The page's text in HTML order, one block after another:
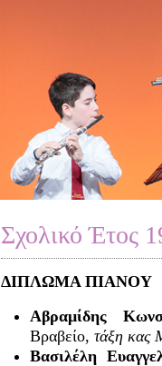
Σχολικό Έτος
ΔΙΠΛΩΜΑ ΠΙΑΝΟΥ
Αβραμίδης
Βραβείο, τάξη κας
Βασιλέλη